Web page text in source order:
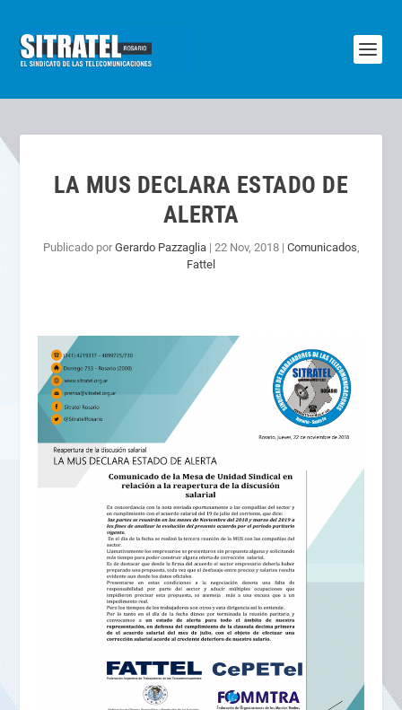
LA MUS DECLARA ESTADO DE
ALERTA
Publicado porGerardo Pazzaglia| 22 Nov, 2018| Comunicados,
Fattel